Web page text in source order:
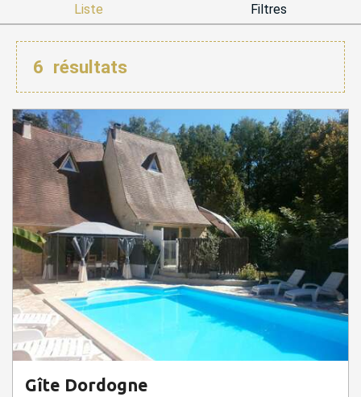
Liste Filtres
6 résultats
Gîte Dordogne